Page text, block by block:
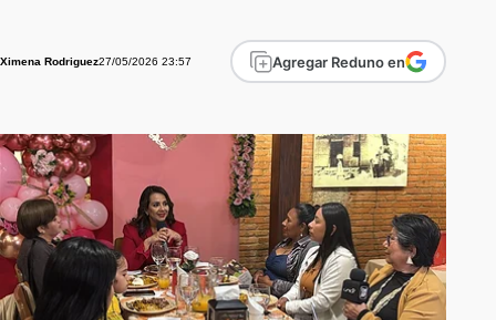
Ximena Rodriguez27/05/2026 23:57 Agregar Reduno en